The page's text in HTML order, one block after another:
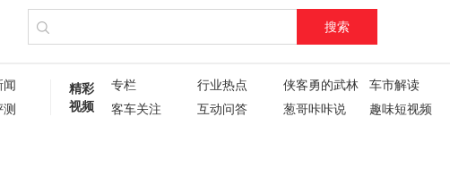
搜索
闻
测
精彩
视频
专栏 行业热点 侠客勇的武林
车市解读
客车关注
互动问答 葱哥咔咔说
趣味短视频